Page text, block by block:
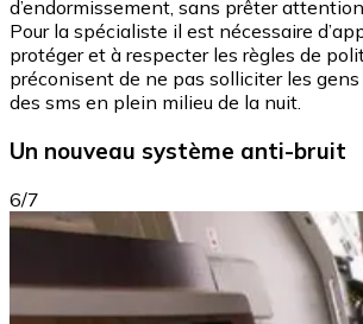
d’endormissement, sans prêter
Pour la spécialiste il est nécessaire
protéger et à respecter les règles de
préconisent de ne pas solliciter les gens
des sms en plein milieu de la nuit.
Un nouveau système anti-bruit
6/7